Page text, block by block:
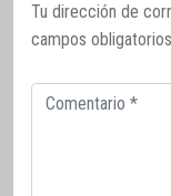
Tu dirección de
campos
Comentario